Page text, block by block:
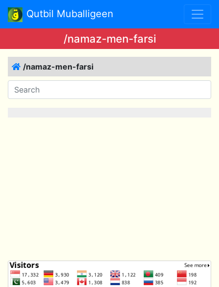
Qutbil Muballigeen
/namaz-men-farsi
/namaz-men-farsi